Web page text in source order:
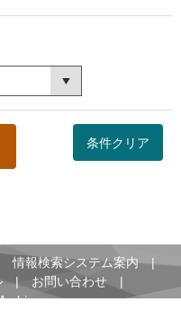
情報検索システム案内|
| お問い合わせ |